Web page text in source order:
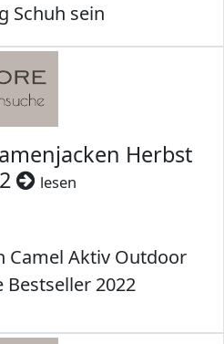
Schuh sein
Herbst
lesen
Camel Aktiv Outdoor
Bestseller 2022